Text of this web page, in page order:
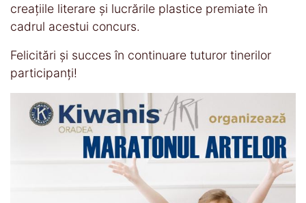
creațiile literare și lucrările plastice premiate în
cadrul acestui concurs.
Felicitări și succes în continuare tuturor tinerilor
participanți!